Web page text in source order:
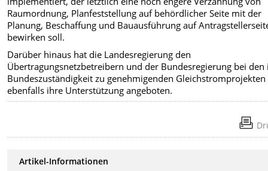
Raumordnung, Planfeststellung auf behördlicher Seite mit der
Planung, Beschaffung und Bauausführung auf
bewirken soll.
Darüber hinaus hat die Landesregierung den
Übertragungsnetzbetreibern und der Bundesregierung bei den
Bundeszuständigkeit zu genehmigenden Gleichstromprojekten
ebenfalls ihre Unterstützung angeboten.
Artikel-Informationen